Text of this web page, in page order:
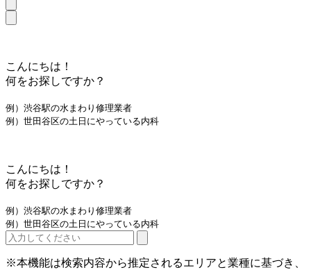
こんにちは！
何をお探しですか？
例）渋谷駅の水まわり修理業者
例）世田谷区の土日にやっている内科
こんにちは！
何をお探しですか？
例）渋谷駅の水まわり修理業者
例）世田谷区の土日にやっている内科
※本機能は検索内容から推定されるエリアと業種に基づき、